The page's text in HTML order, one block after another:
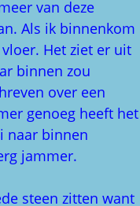
van deze
Als ik binnenkom
Het ziet er uit
binnen zou
over een
genoeg heeft het
naar binnen
jammer.
steen zitten want